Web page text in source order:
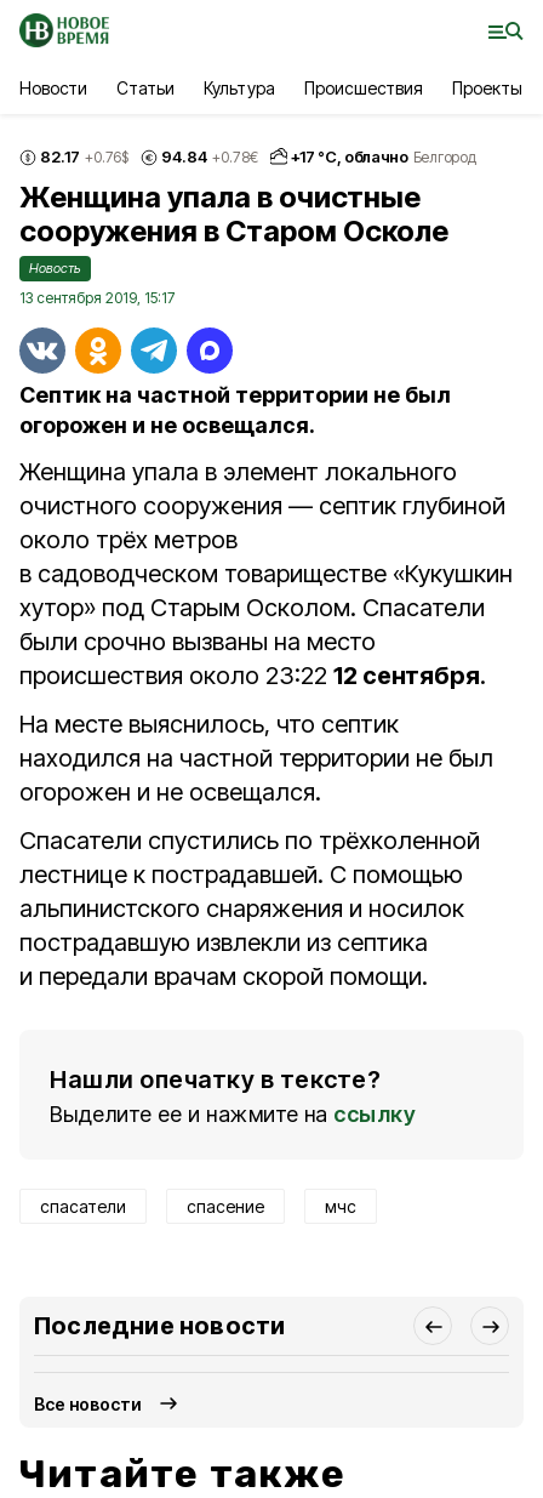
Новости Статьи Культура Происшествия Проекты
82.17 +0.76$ 94.84 +0.78€ +17 °С, облачно Белгород
Женщина упала в очистные
сооружения в Старом Осколе
Новость
13 сентября 2019, 15:17
Септик на частной территории не был
огорожен и не освещался.
Женщина упала в элемент локального
очистного сооружения — септик глубиной
около трёх метров
в садоводческом товариществе «Кукушкин
хутор» под Старым Осколом. Спасатели
были срочно вызваны на место
происшествия около 23:22 12 сентября.
На месте выяснилось, что септик
находился на частной территории не был
огорожен и не освещался.
Спасатели спустились по трёхколенной
лестнице к пострадавшей. С помощью
альпинистского снаряжения и носилок
пострадавшую извлекли из септика
и передали врачам скорой помощи.
Нашли опечатку в тексте?
Выделите ее и нажмите на ссылку
спасатели спасение мчс
Последние новости
Все новости
Читайте также